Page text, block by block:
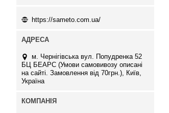
https://sameto.com.ua/
м. Чернігівська вул. Попудренка 52
БЦ БЕАРС (Умови самовивозу описані
на сайті. Замовлення від 70грн.), Київ,
Україна